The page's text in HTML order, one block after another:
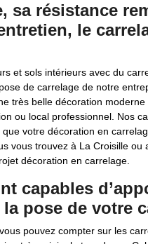
sa résistance
le
et sols intérieurs avec du
de carrelage de notre
très belle décoration
ou local professionnel. Nos
votre décoration en
vous trouvez à La Croisille ou
décoration en carrelage.
capables
pose de votre
pouvez compter sur les